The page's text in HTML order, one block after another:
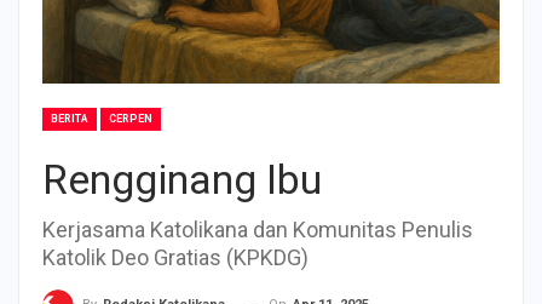
BERITA CERPEN
Rengginang Ibu
Kerjasama Katolikana dan Komunitas Penulis
Katolik Deo Gratias (KPKDG)